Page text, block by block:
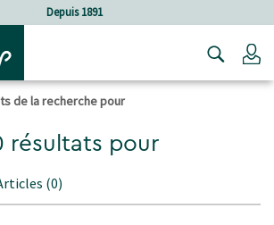
pied de page
Depuis 1891
de la recherche pour
résultats pour
(0)